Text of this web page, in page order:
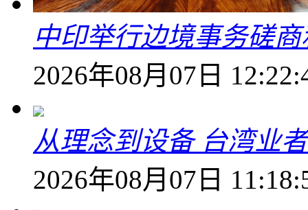
中印举行边境事务磋
2026年08月07日
从理念到设备 台湾业
2026年08月07日